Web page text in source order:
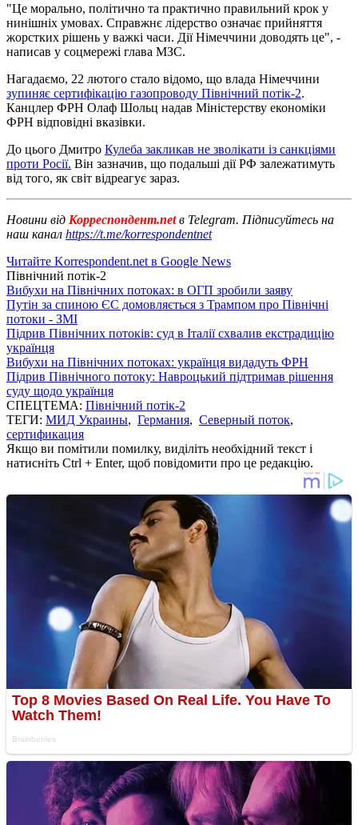
"Це морально, політично та практично правильний крок у
нинішніх умовах. Справжнє лідерство означає прийняття
жорстких рішень у важкі часи. Дії Німеччини доводять це", -
написав у соцмережі глава МЗС.
Нагадаємо, 22 лютого стало відомо, що влада Німеччини
зупиняє сертифікацію газопроводу Північний потік-2.
Канцлер ФРН Олаф Шольц надав Міністерству економіки
ФРН відповідні вказівки.
До цього Дмитро Кулеба закликав не зволікати із санкціями
проти Росії. Він зазначив, що подальші дії РФ залежатимуть
від того, як світ відреагує зараз.
Новини від Корреспондент.netв Telegram. Підписуйтесь на
наш канал https://t.me/korrespondentnet
Читайте Korrespondent.net в Google News
Північний потік-2
Вибухи на Північних потоках: в ОГП зробили заяву
Путін за спиною ЄС домовляється з Трампом про Північні
потоки - ЗМІ
Підрив Північних потоків: суд в Італії схвалив екстрадицію
українця
Вибухи на Північних потоках: українця видадуть ФРН
Підрив Північного потоку: Навроцький підтримав рішення
суду щодо українця
СПЕЦТЕМА: Північний потік-2
ТЕГИ: МИД Украины, Германия, Северный поток,
сертификация
Якщо ви помітили помилку, виділіть необхідний текст і
натисніть Ctrl + Enter, щоб повідомити про це редакцію.